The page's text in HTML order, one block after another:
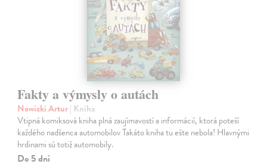
Fakty a výmysly o autách
Nowicki Artur| Kniha
Vtipná komiksová kniha plná zaujímavostí a informácií, ktorá poteší
každého nadšenca automobilov Takáto kniha tu ešte nebola! Hlavnými
hrdinami sú totiž automobily.
Do 5 dní